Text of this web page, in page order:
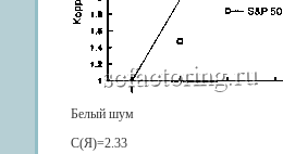
Белый шум
С(Я)=2.33